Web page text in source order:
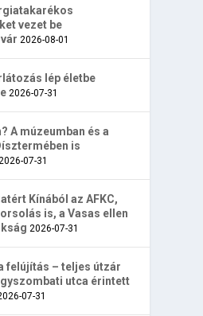
vezet be
2026-08-01
lép életbe
2026-07-31
A múzeumban és a
is
07-31
Kínából az AFKC,
is, a Vasas ellen
2026-07-31
felújítás – teljes útzár
utca érintett
07-31